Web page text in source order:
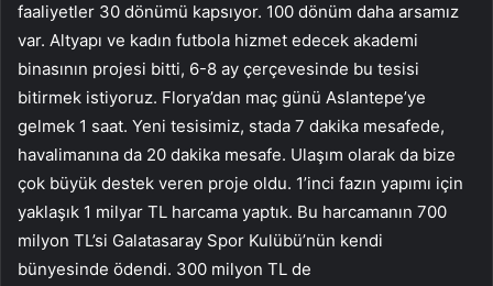
faaliyetler 30 dönümü kapsıyor. 100 dönüm daha arsamız
var. Altyapı ve kadın futbola hizmet edecek akademi
binasının projesi bitti, 6-8 ay çerçevesinde bu tesisi
bitirmek istiyoruz. Florya’dan maç günü Aslantepe’ye
gelmek 1 saat. Yeni tesisimiz, stada 7 dakika mesafede,
havalimanına da 20 dakika mesafe. Ulaşım olarak da bize
çok büyük destek veren proje oldu. 1’inci fazın yapımı için
yaklaşık 1 milyar TL harcama yaptık. Bu harcamanın 700
milyon TL’si Galatasaray Spor Kulübü’nün kendi
bünyesinde ödendi. 300 milyon TL de